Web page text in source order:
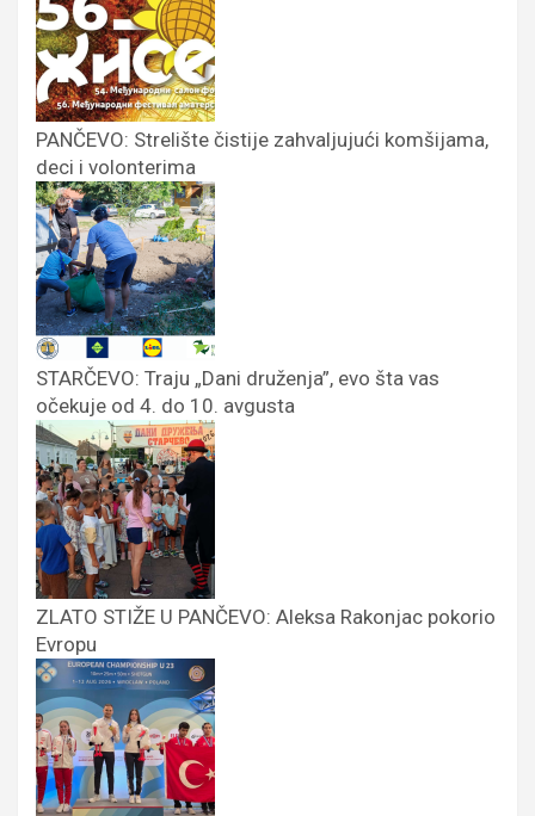
PANČEVO: Strelište čistije zahvaljujući komšijama,
deci i volonterima
STARČEVO: Traju „Dani druženja”, evo šta vas
očekuje od 4. do 10. avgusta
ZLATO STIŽE U PANČEVO: Aleksa Rakonjac pokorio
Evropu